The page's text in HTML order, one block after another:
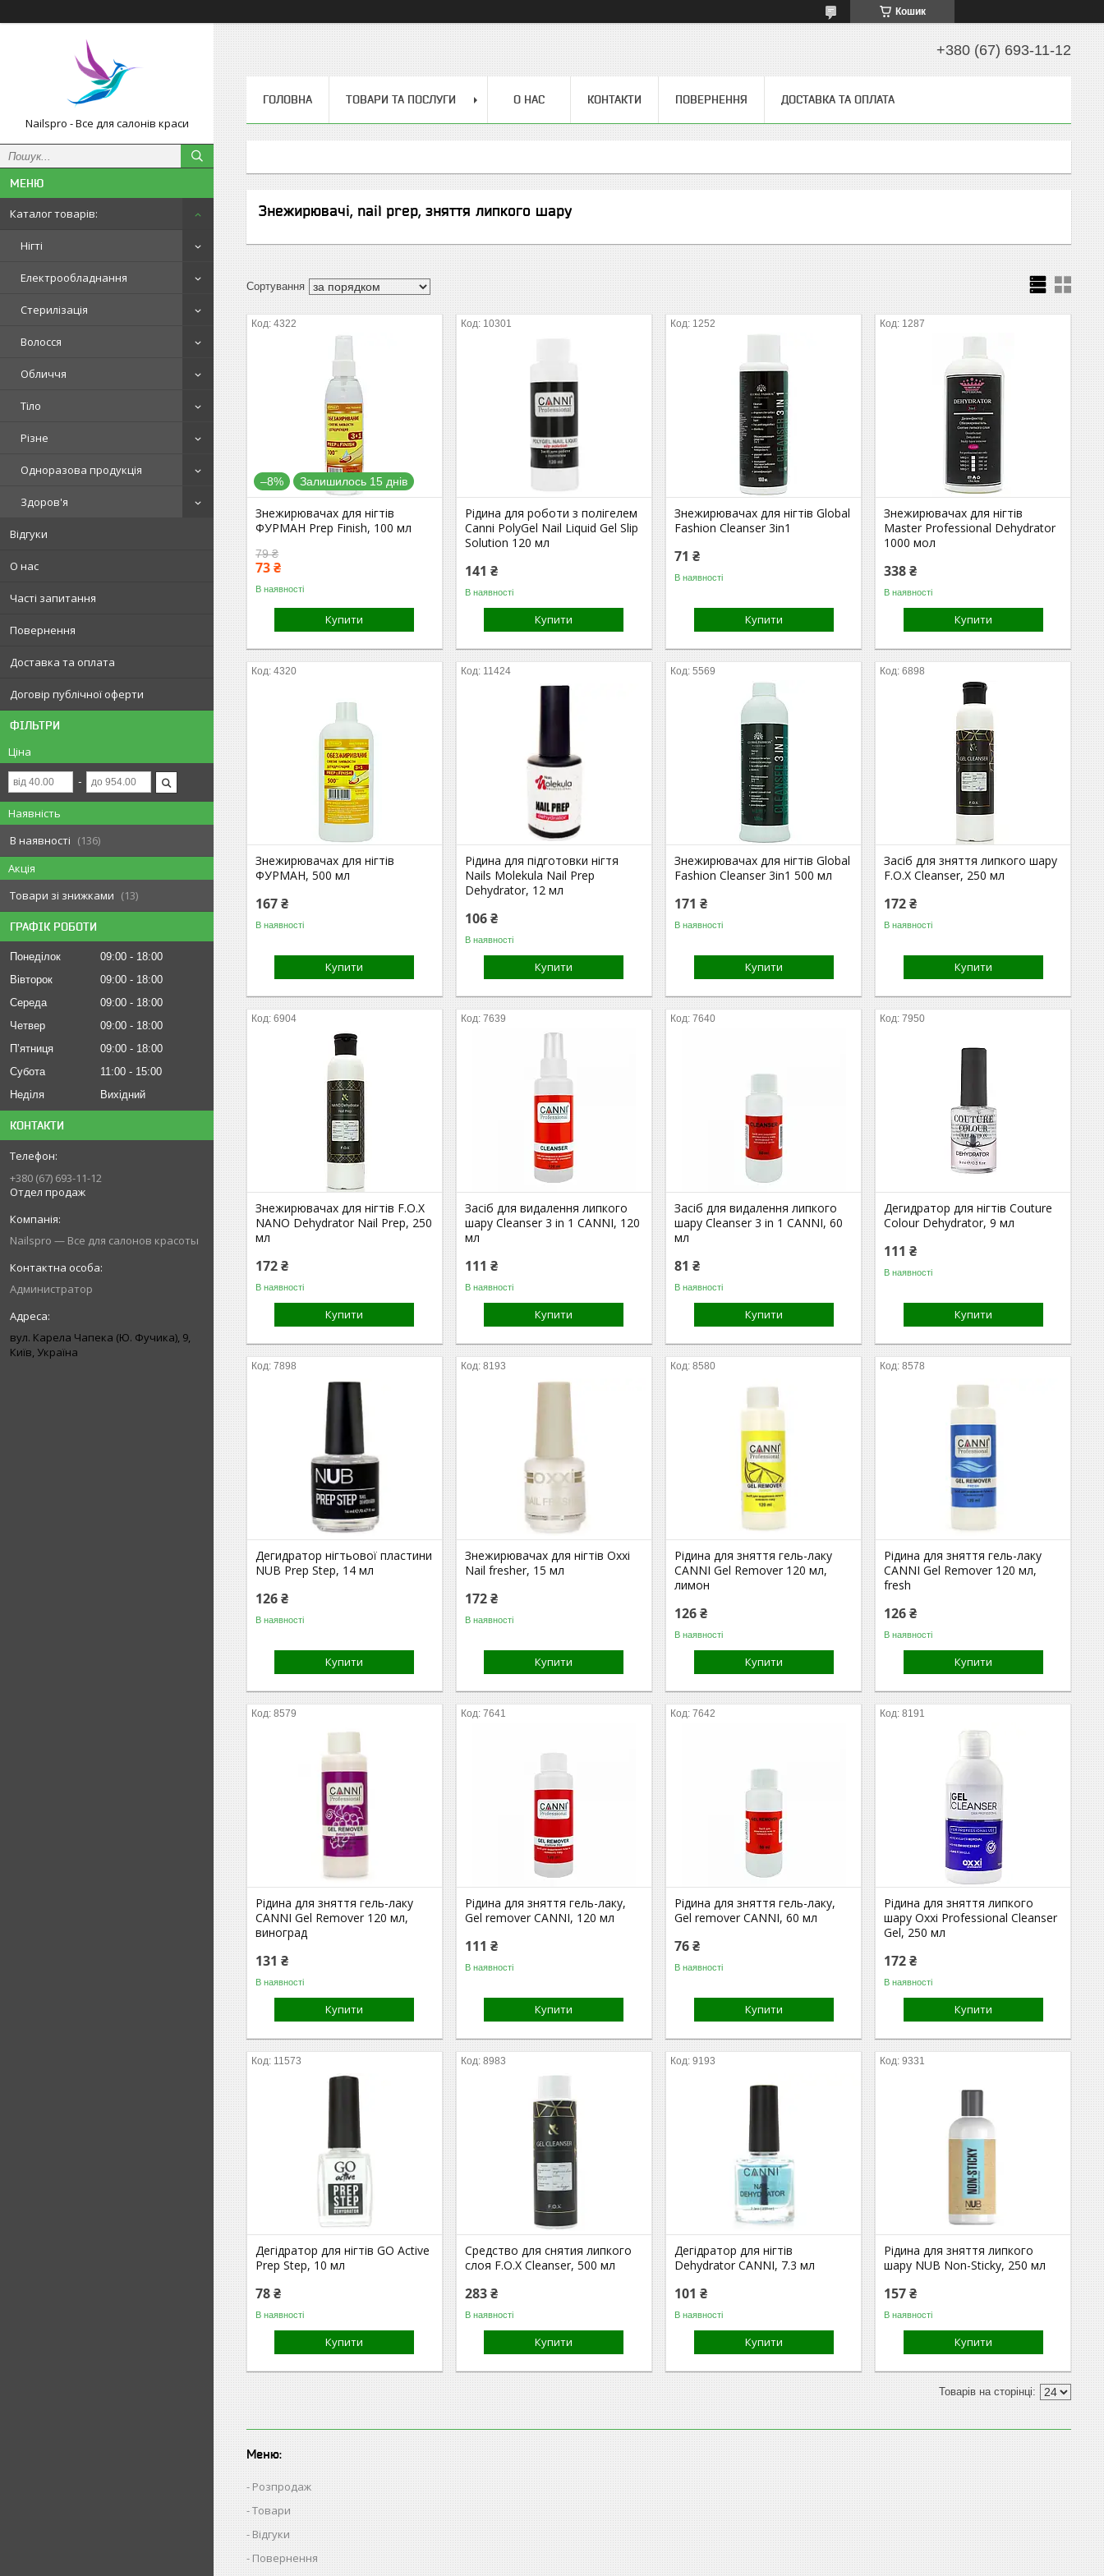
Кошик
Nailspro - Все для салонів краси
Каталог товарів:
Нігті
Електрообладнання
Стерилізація
Волосся
Обличчя
Тіло
Різне
Одноразова продукція
Здоров'я
Відгуки
О нас
Часті запитання
Повернення
Доставка та оплата
Договір публічної оферти
ФІЛЬТРИ
Ціна
Наявність
В наявності
136
Акція
Товари зі знижками
13
ГРАФІК РОБОТИ
Понеділок 09:00
18:00
Вівторок
09:00
18:00
Середа
09:00
18:00
Четвер
09:00
18:00
Пʼятниця
09:00
18:00
Субота
11:00
15:00
Неділя
Вихідний
КОНТАКТИ
+380 (67) 693-11-12
Отдел продаж
Nailspro — Все для салонов красоты
Администратор
вул. Карела Чапека (Ю. Фучика), 9,
Київ, Україна
+380 (67) 693-11-12
ГОЛОВНА ТОВАРИ ТА ПОСЛУГИ О НАС КОНТАКТИ ПОВЕРНЕННЯ ДОСТАВКА ТА ОПЛАТА
Знежирювачі, nail prep, зняття липкого шару
4322
–8% Залишилось 15 днів
Знежирювачах для нігтів
ФУРМАН Prep Finish, 100 мл
79 ₴
73 ₴
В наявності
Купити
10301
Рідина для роботи з полігелем
Canni PolyGel Nail Liquid Gel Slip
Solution 120 мл
141 ₴
В наявності
Купити
1252
Знежирювачах для нігтів Global
Fashion Cleanser 3in1
71 ₴
В наявності
Купити
1287
Знежирювачах для нігтів
Master Professional Dehydrator
1000 мол
338 ₴
В наявності
Купити
4320
Знежирювачах для нігтів
ФУРМАН, 500 мл
167 ₴
В наявності
Купити
11424
Рідина для підготовки нігтя
Nails Molekula Nail Prep
Dehydrator, 12 мл
106 ₴
В наявності
Купити
5569
Знежирювачах для нігтів Global
Fashion Cleanser 3in1 500 мл
171 ₴
В наявності
Купити
6898
Засіб для зняття липкого шару
F.O.X Cleanser, 250 мл
172 ₴
В наявності
Купити
6904
Знежирювачах для нігтів F.O.X
NANO Dehydrator Nail Prep, 250
мл
172 ₴
В наявності
Купити
7639
Засіб для видалення липкого
шару Cleanser 3 in 1 CANNI, 120
мл
111 ₴
В наявності
Купити
7640
Засіб для видалення липкого
шару Cleanser 3 in 1 CANNI, 60
мл
81 ₴
В наявності
Купити
7950
Дегидратор для нігтів Couture
Colour Dehydrator, 9 мл
111 ₴
В наявності
Купити
7898
Дегидратор нігтьової пластини
NUB Prep Step, 14 мл
126 ₴
В наявності
Купити
8193
Знежирювачах для нігтів Oxxi
Nail fresher, 15 мл
172 ₴
В наявності
Купити
8580
Рідина для зняття гель-лаку
CANNI Gel Remover 120 мл,
лимон
126 ₴
В наявності
Купити
8578
Рідина для зняття гель-лаку
CANNI Gel Remover 120 мл,
fresh
126 ₴
В наявності
Купити
8579
Рідина для зняття гель-лаку
CANNI Gel Remover 120 мл,
виноград
131 ₴
В наявності
Купити
7641
Рідина для зняття гель-лаку,
Gel remover CANNI, 120 мл
111 ₴
В наявності
Купити
7642
Рідина для зняття гель-лаку,
Gel remover CANNI, 60 мл
76 ₴
В наявності
Купити
8191
Рідина для зняття липкого
шару Oxxi Professional Cleanser
Gel, 250 мл
172 ₴
В наявності
Купити
11573
Дегідратор для нігтів GO Active
Prep Step, 10 мл
78 ₴
В наявності
Купити
8983
Средство для снятия липкого
слоя F.O.X Cleanser, 500 мл
283 ₴
В наявності
Купити
9193
Дегідратор для нігтів
Dehydrator CANNI, 7.3 мл
101 ₴
В наявності
Купити
9331
Рідина для зняття липкого
шару NUB Non-Sticky, 250 мл
157 ₴
В наявності
Купити
Меню:
Розпродаж
Товари
Відгуки
Повернення